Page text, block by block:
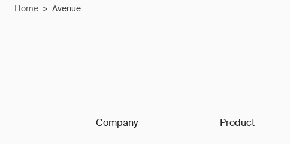
Home > Avenue
Company Product